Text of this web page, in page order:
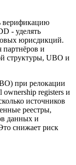
верификацию
- уделять
юрисдикций.
партнёров и
структуры, UBO и
при релокации
ownership registers и
источников
реестры,
данных и
снижает риск